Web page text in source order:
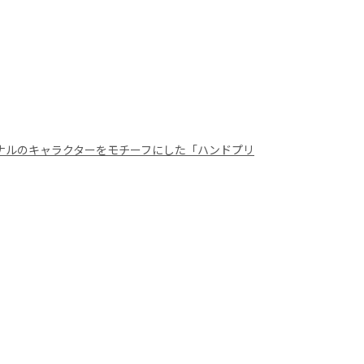
のキャラクターをモチーフにした「ハンドプリ